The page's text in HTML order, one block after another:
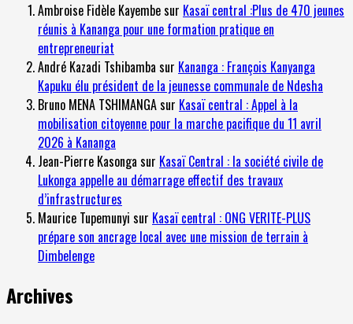
Ambroise Fidèle Kayembesur Kasaï central :Plus de 470 jeunes
réunis à Kananga pour une formation pratique en
entrepreneuriat
André Kazadi Tshibamba sur Kananga : François Kanyanga
Kapuku élu président de la jeunesse communale de Ndesha
Bruno MENA TSHIMANGAsur Kasaï central : Appel à la
mobilisation citoyenne pour la marche pacifique du 11 avril
2026 à Kananga
Jean-Pierre Kasonga sur Kasaï Central : la société civile de
Lukonga appelle au démarrage effectif des travaux
d’infrastructures
Maurice Tupemunyi sur Kasaï central : ONG VERITE-PLUS
prépare son ancrage local avec une mission de terrain à
Dimbelenge
Archives